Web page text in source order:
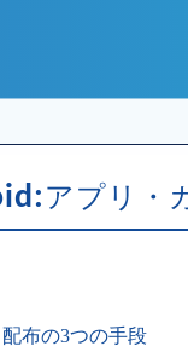
アプリ・
布の3つの手段